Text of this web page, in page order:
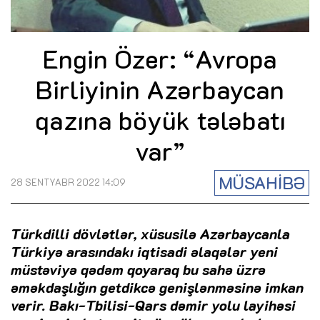
Engin Özer: “Avropa
Birliyinin Azərbaycan
qazına böyük tələbatı
var”
MÜSAHİBƏ
28 SENTYABR 2022 14:09
Türkdilli dövlətlər, xüsusilə Azərbaycanla
Türkiyə arasındakı iqtisadi əlaqələr yeni
müstəviyə qədəm qoyaraq bu sahə üzrə
əməkdaşlığın getdikcə genişlənməsinə imkan
verir. Bakı-Tbilisi-Qars dəmir yolu layihəsi